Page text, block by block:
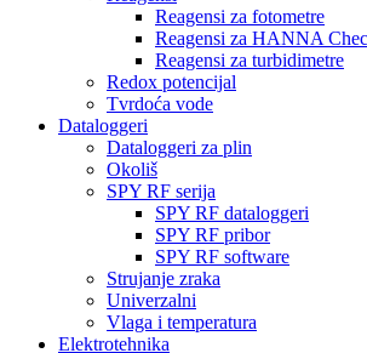
Reagensi za fotometre
Reagensi za HANNA
Reagensi za turbidimetre
Redox potencijal
Tvrdoća vode
Dataloggeri
Dataloggeri za plin
Okoliš
SPY RF serija
SPY RF dataloggeri
SPY RF pribor
SPY RF software
Strujanje zraka
Univerzalni
Vlaga i temperatura
Elektrotehnika